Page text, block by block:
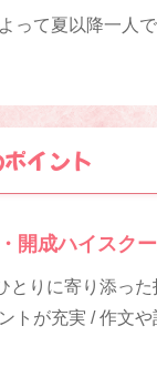
って夏以降一人
イント
開成ハイスク
りに寄り添っ
トが充実 / 作文